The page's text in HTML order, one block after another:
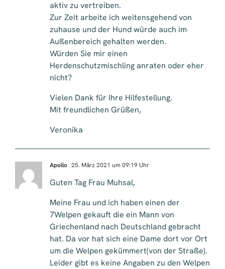
aktiv zu vertreiben.
Zur Zeit arbeite ich weitensgehend von
zuhause und der Hund würde auch im
Außenbereich gehalten werden.
Würden Sie mir einen
Herdenschutzmischling anraten oder eher
nicht?
Vielen Dank für Ihre Hilfestellung.
Mit freundlichen Grüßen,
Veronika
Apollo 25. März 2021 um 09:19 Uhr
Guten Tag Frau Muhsal,
Meine Frau und ich haben einen der
7Welpen gekauft die ein Mann von
Griechenland nach Deutschland gebracht
hat. Da vor hat sich eine Dame dort vor Ort
um die Welpen gekümmert(von der Straße).
Leider gibt es keine Angaben zu den Welpen